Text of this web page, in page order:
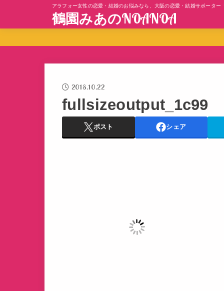
アラフォー女性の恋愛・結婚のお悩みなら、大阪の恋愛・結婚サポータ
鶴園みあのNOANOA
2018.10.22
fullsizeoutput_1c99
ポスト シェア